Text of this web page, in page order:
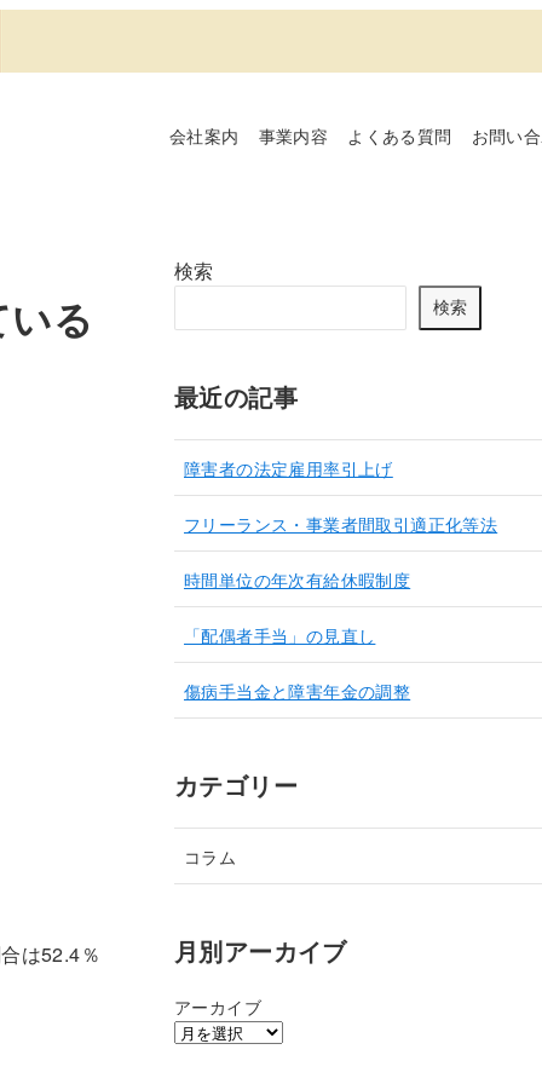
会社案内 事業内容 よくある質問 お問い
る
は52.4％
検索
検索
最近の記事
障害者の法定雇用率引上げ
フリーランス・事業者間取引適正化等法
時間単位の年次有給休暇制度
「配偶者手当」の見直し
傷病手当金と障害年金の調整
カテゴリー
コラム
月別アーカイブ
アーカイブ